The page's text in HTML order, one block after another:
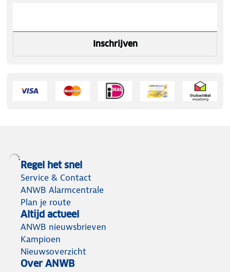
Inschrijven
Regel het snel
Service & Contact
ANWB Alarmcentrale
Plan je route
Altijd actueel
ANWB nieuwsbrieven
Kampioen
Nieuwsoverzicht
Over ANWB